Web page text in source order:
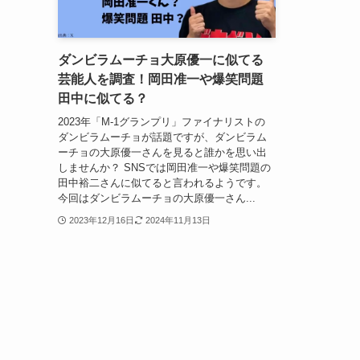
ダンビラムーチョ大原優一に似てる
芸能人を調査！岡田准一や爆笑問題
田中に似てる？
2023年「M-1グランプリ」ファイナリストの
ダンビラムーチョが話題ですが、ダンビラム
ーチョの大原優一さんを見ると誰かを思い出
しませんか？ SNSでは岡田准一や爆笑問題の
田中裕二さんに似てると言われるようです。
今回はダンビラムーチョの大原優一さん...
2023年12月16日 2024年11月13日